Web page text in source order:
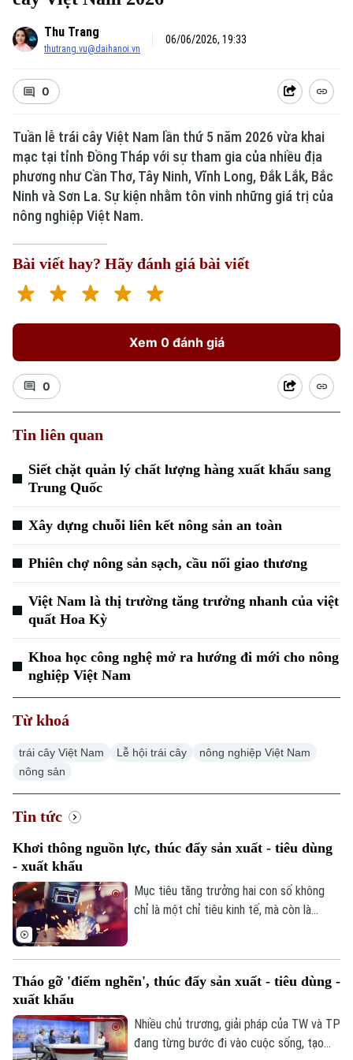
Xu hướng
Thu Trang
thutrang.vu@daihanoi.vn
06/06/2026, 19:33
0
Tuần lễ trái cây Việt Nam lần thứ 5 năm 2026 vừa khai
mạc tại tỉnh Đồng Tháp với sự tham gia của nhiều địa
phương như Cần Thơ, Tây Ninh, Vĩnh Long, Đắk Lắk, Bắc
Ninh và Sơn La. Sự kiện nhằm tôn vinh những giá trị của
nông nghiệp Việt Nam.
Bài viết hay? Hãy đánh giá bài viết
Xem 0 đánh giá
0
Tin liên quan
Siết chặt quản lý chất lượng hàng xuất khẩu sang
Trung Quốc
Xây dựng chuỗi liên kết nông sản an toàn
Phiên chợ nông sản sạch, cầu nối giao thương
Việt Nam là thị trường tăng trưởng nhanh của việt
quất Hoa Kỳ
Khoa học công nghệ mở ra hướng đi mới cho nông
nghiệp Việt Nam
Từ khoá
trái cây Việt Nam Lễ hội trái cây
nông nghiệp Việt Nam
nông sản
Tin tức
Khơi thông nguồn lực, thúc đẩy sản xuất - tiêu dùng
- xuất khẩu
Mục tiêu tăng trưởng hai con số không
chỉ là một chỉ tiêu kinh tế, mà còn là
hóa mục tiêu đó, Hà Nội cần tiếp tục khơi
đầu tư, đồng hành cùng doanh nghiệp và
phát huy đồng bộ ba động lực tăng
Tháo gỡ 'điểm nghẽn', thúc đẩy sản xuất - tiêu dùng -
xuất khẩu
Nhiều chủ trương, giải pháp của TW và TP
đang từng bước đi vào cuộc sống, tạo